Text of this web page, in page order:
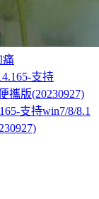
痛
支持win7/8/8.1